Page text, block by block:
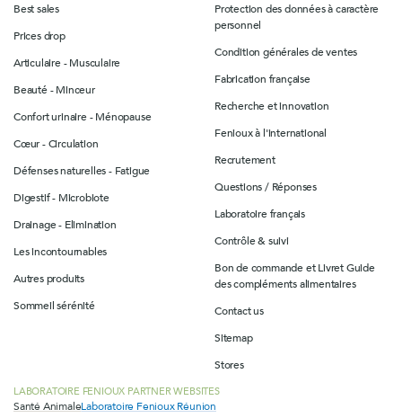
Best sales
Prices drop
Articulaire - Musculaire
Beauté - Minceur
Confort urinaire - Ménopause
Cœur - Circulation
Défenses naturelles - Fatigue
Digestif - Microbiote
Drainage - Elimination
Les incontournables
Autres produits
Sommeil sérénité
Protection des données à caractère
personnel
Condition générales de ventes
Fabrication française
Recherche et innovation
Fenioux à l'international
Recrutement
Questions / Réponses
Laboratoire français
Contrôle & suivi
Bon de commande et Livret Guide
des compléments alimentaires
Contact us
Sitemap
Stores
LABORATOIRE FENIOUX PARTNER WEBSITES
Santé AnimaleLaboratoire Fenioux Réunion